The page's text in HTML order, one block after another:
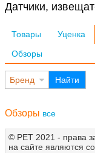
Датчики,
Товары Уценка
Обзоры
Бренд Найти
Обзоры все
© РЕТ 2021 - права
на сайте являются